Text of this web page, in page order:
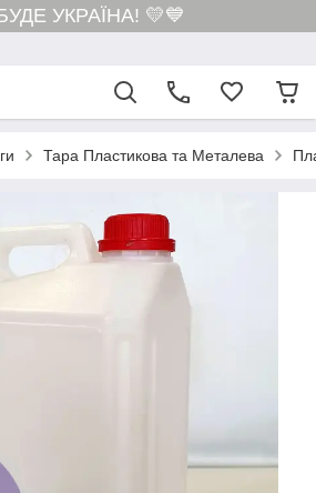
УКРАЇНА! 💛💙
Тара Пластикова та Металева